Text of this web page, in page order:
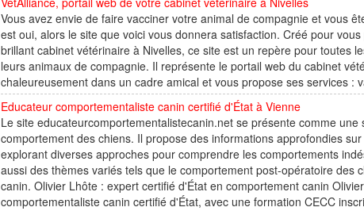
Vous avez envie de faire vacciner votre animal de compagnie et vous
est oui, alors le site que voici vous donnera satisfaction. Créé pour
brillant cabinet vétérinaire à Nivelles, ce site est un repère pour toutes
leurs animaux de compagnie. Il représente le portail web du cabinet
chaleureusement dans un cadre amical et vous propose ses services :
Educateur comportementaliste canin certifié d'État à Vienne
Le site educateurcomportementalistecanin.net se présente comme
comportement des chiens. Il propose des informations approfondies
explorant diverses approches pour comprendre les comportements
aussi des thèmes variés tels que le comportement post-opératoire des
canin. Olivier Lhôte : expert certifié d'État en comportement canin
comportementaliste canin certifié d'État, avec une formation CECC